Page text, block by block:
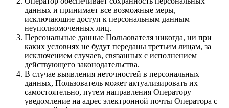
данных и принимает все возможные меры,
исключающие доступ к персональным данным
неуполномоченных лиц.
Персональные данные Пользователя никогда, ни при
каких условиях не будут переданы третьим лицам, за
исключением случаев, связанных с исполнением
действующего законодательства.
В случае выявления неточностей в персональных
данных, Пользователь может актуализировать их
самостоятельно, путем направления Оператору
уведомление на адрес электронной почты Оператора с